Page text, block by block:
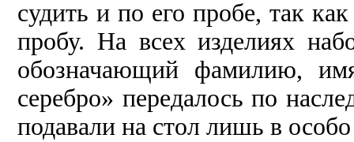
судить и по его пробе, так
пробу. На всех изделиях
обозначающий фамилию,
серебро» передалось по
подавали на стол лишь в